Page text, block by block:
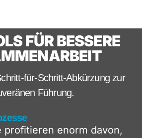
FÜR BESSERE
für-Schritt-Abkürzung zur
Führung.
profitieren enorm davon,